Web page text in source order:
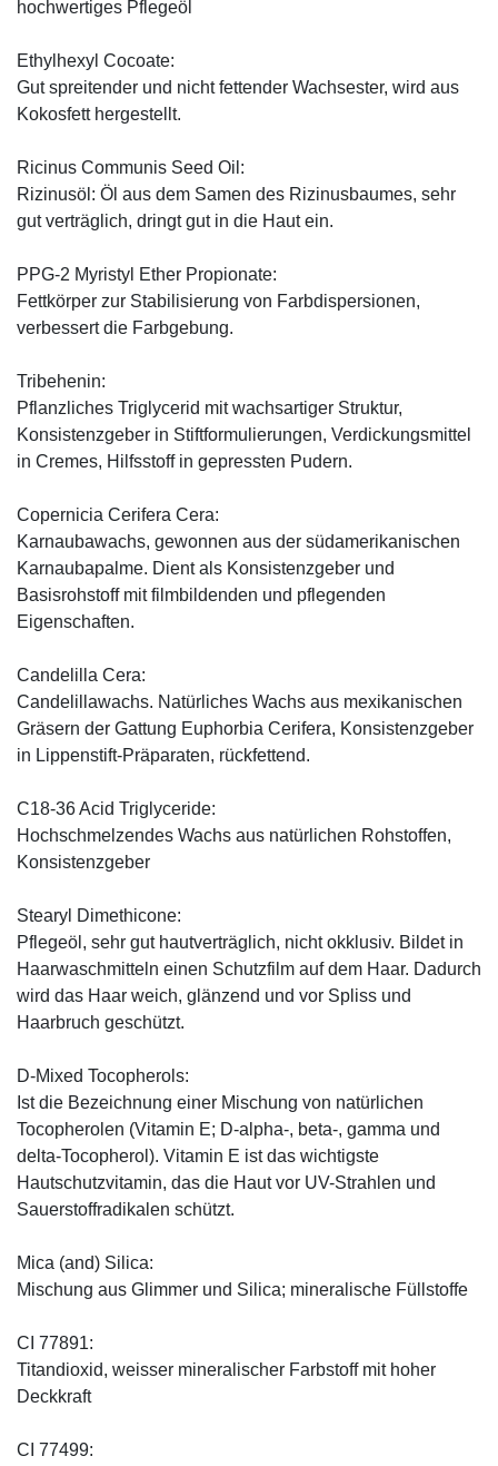
hochwertiges Pflegeöl
Ethylhexyl Cocoate:
Gut spreitender und nicht fettender Wachsester, wird aus
Kokosfett hergestellt.
Ricinus Communis Seed Oil:
Rizinusöl: Öl aus dem Samen des Rizinusbaumes, sehr
gut verträglich, dringt gut in die Haut ein.
PPG-2 Myristyl Ether Propionate:
Fettkörper zur Stabilisierung von Farbdispersionen,
verbessert die Farbgebung.
Tribehenin:
Pflanzliches Triglycerid mit wachsartiger Struktur,
Konsistenzgeber in Stiftformulierungen, Verdickungsmittel
in Cremes, Hilfsstoff in gepressten Pudern.
Copernicia Cerifera Cera:
Karnaubawachs, gewonnen aus der südamerikanischen
Karnaubapalme. Dient als Konsistenzgeber und
Basisrohstoff mit filmbildenden und pflegenden
Eigenschaften.
Candelilla Cera:
Candelillawachs. Natürliches Wachs aus mexikanischen
Gräsern der Gattung Euphorbia Cerifera, Konsistenzgeber
in Lippenstift-Präparaten, rückfettend.
C18-36 Acid Triglyceride:
Hochschmelzendes Wachs aus natürlichen Rohstoffen,
Konsistenzgeber
Stearyl Dimethicone:
Pflegeöl, sehr gut hautverträglich, nicht okklusiv. Bildet in
Haarwaschmitteln einen Schutzfilm auf dem Haar. Dadurch
wird das Haar weich, glänzend und vor Spliss und
Haarbruch geschützt.
D-Mixed Tocopherols:
Ist die Bezeichnung einer Mischung von natürlichen
Tocopherolen (Vitamin E; D-alpha-, beta-, gamma und
delta-Tocopherol). Vitamin E ist das wichtigste
Hautschutzvitamin, das die Haut vor UV-Strahlen und
Sauerstoffradikalen schützt.
Mica (and) Silica:
Mischung aus Glimmer und Silica; mineralische Füllstoffe
CI 77891:
Titandioxid, weisser mineralischer Farbstoff mit hoher
Deckkraft
CI 77499: